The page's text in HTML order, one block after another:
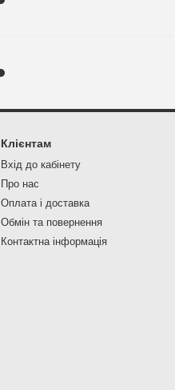
Клієнтам
Вхід до кабінету
Про нас
Оплата і доставка
Обмін та повернення
Контактна інформація